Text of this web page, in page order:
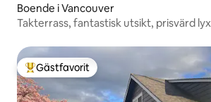
Boende i Vancouver
Takterrass, fantastisk utsikt, prisvärd lyx
Populär gästfavorit
Gästfavorit